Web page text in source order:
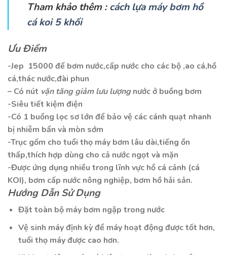
Tham khảo thêm :cách lựa máy bơm hồ
cá koi 5 khối
Ưu Điểm
-Jep 15000 để bơm nước,cấp nước cho các bộ ,ao cá,hồ
cá,thác nước,đài phun
– Có nút vặn tăng giảm lưu lượngnước ở buồng bơm
-Siêu tiết kiệm điện
-Có 1 buồng lọc sơ lớn để bảo vệ các cánh quạt nhanh
bị nhiễm bẩn và mòn sớm
-Trục gốm cho tuổi thọ máy bơm lâu dài,tiếng ồn
thấp,thích hợp dùng cho cả nước ngọt và mặn
-Được ứng dụng nhiều trong lĩnh vực hồ cá cảnh (cá
KOI), bơm cấp nước nông nghiệp, bơm hồ hải sản.
Hướng Dẫn Sử Dụng
Đặt toàn bộ máy bơm ngập trong nước
Vệ sinh máy định kỳ để máy hoạt động được tốt hơn,
tuổi thọ máy được cao hơn.